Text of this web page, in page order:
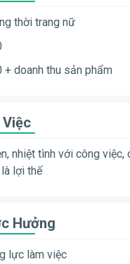
thời trang nữ
+ doanh thu sản phẩm
Việc
nhiệt tình với công việc,
lợi thế
Hưởng
lực làm việc